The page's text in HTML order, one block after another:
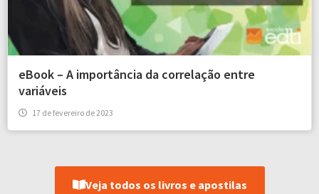
eBook – A importância da correlação entre
variáveis
17 de fevereiro de 2023
Veja todos os livros e apostilas